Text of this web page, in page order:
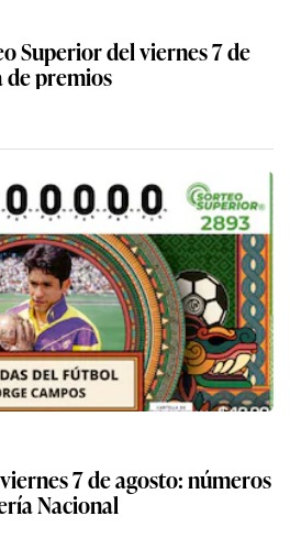
Superior del viernes 7 de
de premios
7 de agosto: números
Nacional